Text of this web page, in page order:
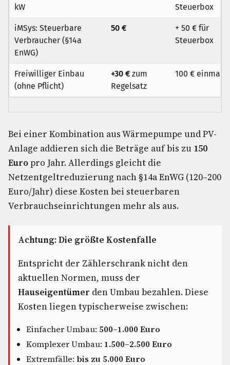
kW Steuerbox
iMSys: Steuerbare
Verbraucher (§14a
EnWG)
50 €
+ 50 € für
Steuerbox
Freiwilliger Einbau
(ohne Pflicht)
+30 € zum
Regelsatz
100 € einmalig
Bei einer Kombination aus Wärmepumpe und PV-
Anlage addieren sich die Beträge auf bis zu 150
Europro Jahr. Allerdings gleicht die
Netzentgeltreduzierung nach §14a EnWG (120–200
Euro/Jahr) diese Kosten bei steuerbaren
Verbrauchseinrichtungen mehr als aus.
Achtung: Die größte Kostenfalle
Entspricht der Zählerschrank nicht den
aktuellen Normen, muss der
Hauseigentümer den Umbau bezahlen. Diese
Kosten liegen typischerweise zwischen:
Einfacher Umbau: 500–1.000 Euro
Komplexer Umbau: 1.500–2.500 Euro
Extremfälle: bis zu 5.000 Euro